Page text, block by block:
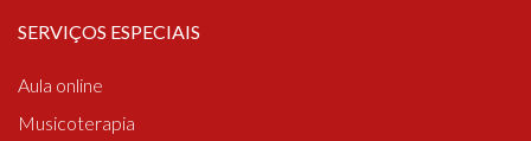
SERVIÇOS ESPECIAIS
Aula online
Musicoterapia